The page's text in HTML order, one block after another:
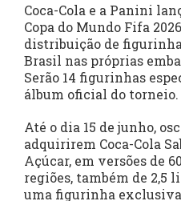
Coca-Cola e a Panini
Copa do Mundo Fifa
distribuição de
Brasil nas próprias
Serão 14 figurinhas
álbum oficial do torneio.
Até o dia 15 de junho,
adquirirem Coca-Cola
Açúcar, em versões de
regiões, também de 2,5
uma figurinha